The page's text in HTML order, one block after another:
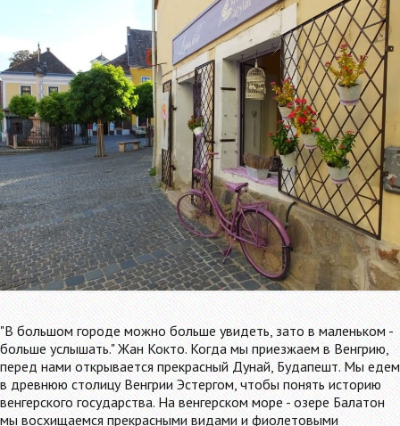
"В большом городе можно больше увидеть, зато в маленьком -
больше услышать." Жан Кокто. Когда мы приезжаем в Венгрию,
перед нами открывается прекрасный Дунай, Будапешт. Мы едем
в древнюю столицу Венгрии Эстергом, чтобы понять историю
венгерского государства. На венгерском море - озере Балатон
мы восхищаемся прекрасными видами и фиолетовыми